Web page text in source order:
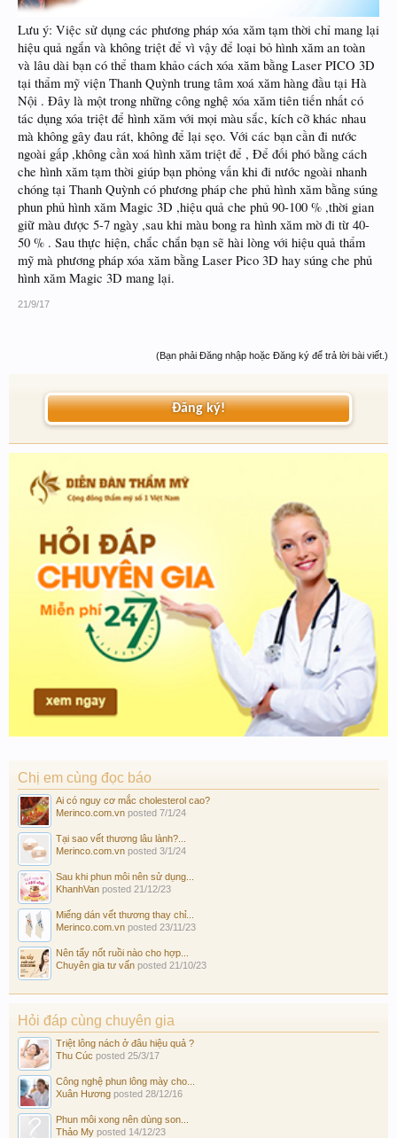
Lưu ý: Việc sử dụng các phương pháp xóa xăm tạm thời chỉ mang lại
hiệu quả ngắn và không triệt để vì vậy để loại bỏ hình xăm an toàn
và lâu dài bạn có thể tham khảo cách xóa xăm bằng Laser PICO 3D
tại thẩm mỹ viện Thanh Quỳnh trung tâm xoá xăm hàng đầu tại Hà
Nội . Đây là một trong những công nghệ xóa xăm tiên tiến nhất có
tác dụng xóa triệt để hình xăm với mọi màu sắc, kích cỡ khác nhau
mà không gây đau rát, không để lại sẹo. Với các bạn cần đi nước
ngoài gấp ,không cần xoá hình xăm triệt để , Để đối phó bằng cách
che hình xăm tạm thời giúp bạn phỏng vấn khi đi nước ngoài nhanh
chóng tại Thanh Quỳnh có phương pháp che phủ hình xăm bằng súng
phun phủ hình xăm Magic 3D ,hiệu quả che phủ 90-100 % ,thời gian
giữ màu được 5-7 ngày ,sau khi màu bong ra hình xăm mờ đi từ 40-
50 % . Sau thực hiện, chắc chắn bạn sẽ hài lòng với hiệu quả thẩm
mỹ mà phương pháp xóa xăm bằng Laser Pico 3D hay súng che phủ
hình xăm Magic 3D mang lại.
21/9/17
(Bạn phải Đăng nhập hoặc Đăng ký để trả lời bài viết.)
Đăng ký!
Chị em cùng đọc báo
Ai có nguy cơ mắc cholesterol cao?
Merinco.com.vn posted 7/1/24
Tại sao vết thương lâu lành?...
Merinco.com.vn posted 3/1/24
Sau khi phun môi nên sử dụng...
KhanhVan posted 21/12/23
Miếng dán vết thương thay chỉ...
Merinco.com.vn posted 23/11/23
Nên tẩy nốt ruồi nào cho hợp...
Chuyên gia tư vấn posted 21/10/23
Hỏi đáp cùng chuyên gia
Triệt lông nách ở đâu hiệu quả ?
Thu Cúc posted 25/3/17
Công nghệ phun lông mày cho...
Xuân Hương posted 28/12/16
Phun môi xong nên dùng son...
Thảo My posted 14/12/23